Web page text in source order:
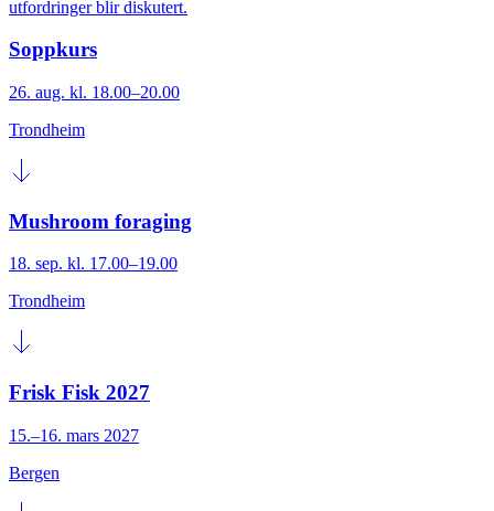
utfordringer blir diskutert.
Soppkurs
26. aug. kl. 18.00–20.00
Trondheim
Mushroom foraging
18. sep. kl. 17.00–19.00
Trondheim
Frisk Fisk 2027
15.–16. mars 2027
Bergen